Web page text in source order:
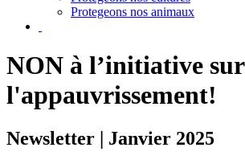
Protegeons nos animaux
NON à l’initiative sur
l'appauvrissement!
Newsletter | Janvier 2025